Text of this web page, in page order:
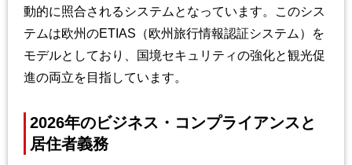
動的に照合されるシステムとなっています。このシス
テムは欧州のETIAS（欧州旅行情報認証システム）を
モデルとしており、国境セキュリティの強化と観光促
進の両立を目指しています。
2026年のビジネス・コンプライアンスと
居住者義務